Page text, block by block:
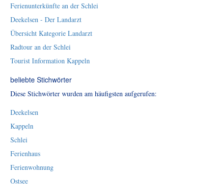
Ferienunterkünfte an der Schlei
Deekelsen - Der Landarzt
Übersicht Kategorie Landarzt
Radtour an der Schlei
Tourist Information Kappeln
beliebte Stichwörter
Diese Stichwörter wurden am häufigsten aufgerufen:
Deekelsen
Kappeln
Schlei
Ferienhaus
Ferienwohnung
Ostsee